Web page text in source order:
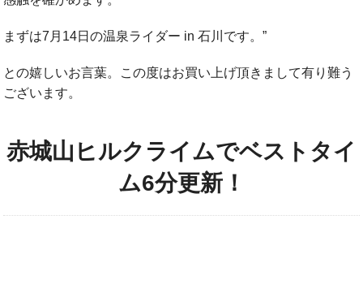
まずは7月14日の温泉ライダー in 石川です。”
との嬉しいお言葉。この度はお買い上げ頂きまして有り難う
ございます。
赤城山ヒルクライムでベストタイ
ム6分更新！